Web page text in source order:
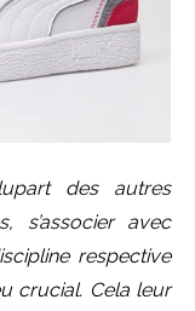
des autres
s’associer avec
respective
crucial. Cela leur